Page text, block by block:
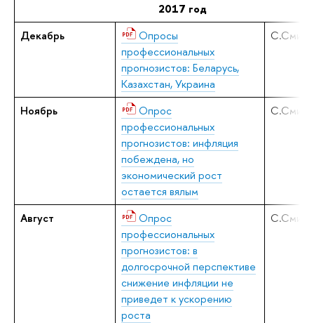
2017 год
Декабрь
Опросы
профессиональных
прогнозистов: Беларусь,
Казахстан, Украина
Ноябрь
Опрос
профессиональных
прогнозистов: инфляция
побеждена, но
экономический рост
остается вялым
Август
Опрос
профессиональных
прогнозистов: в
долгосрочной перспективе
снижение инфляции не
приведет к ускорению
роста